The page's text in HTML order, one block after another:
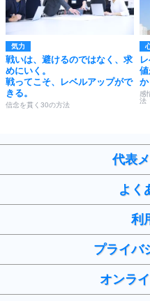
気力
戦いは、避けるのではなく、求
めにいく。
戦ってこそ、レベルアップがで
きる。
信念を貫く30の方法
か
感
法
代表
よく
利
プライバ
オンラ